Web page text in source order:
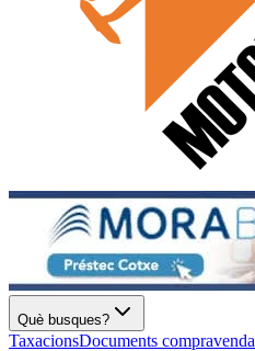
Què busques?
TaxacionsDocuments compravenda